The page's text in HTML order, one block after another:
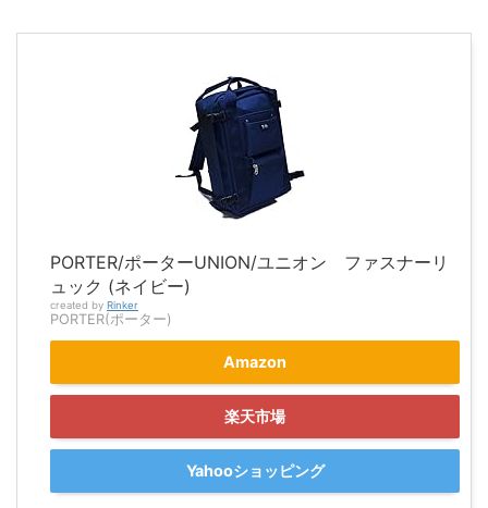
PORTER/ポーターUNION/ユニオン ファスナーリ
ュック (ネイビー)
created by Rinker
PORTER(ポーター)
Amazon
楽天市場
Yahooショッピング